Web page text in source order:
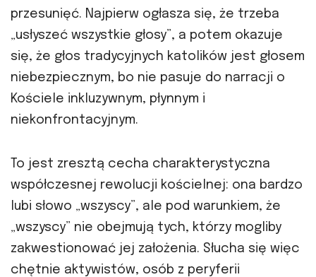
przesunięć. Najpierw ogłasza się, że trzeba
„usłyszeć wszystkie głosy”, a potem okazuje
się, że głos tradycyjnych katolików jest głosem
niebezpiecznym, bo nie pasuje do narracji o
Kościele inkluzywnym, płynnym i
niekonfrontacyjnym.
To jest zresztą cecha charakterystyczna
współczesnej rewolucji kościelnej: ona bardzo
lubi słowo „wszyscy”, ale pod warunkiem, że
„wszyscy” nie obejmują tych, którzy mogliby
zakwestionować jej założenia. Słucha się więc
chętnie aktywistów, osób z peryferii